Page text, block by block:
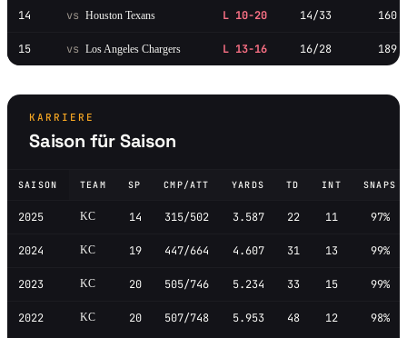
14 vs Houston Texans L 10-20 14/33 160
15 vs Los Angeles Chargers L 13-16 16/28 189
KARRIERE
Saison für Saison
SAISON TEAM SP CMP/ATT YARDS TD INT SNAPS
2025 KC 14 315/502 3.587 22 11 97%
2024 KC 19 447/664 4.607 31 13 99%
2023 KC 20 505/746 5.234 33 15 99%
2022 KC 20 507/748 5.953 48 12 98%